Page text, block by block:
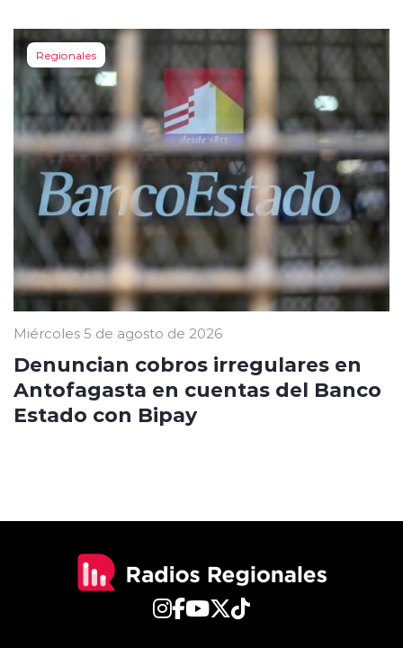
Regionales
Miércoles 5 de agosto de 2026
Denuncian cobros irregulares en
Antofagasta en cuentas del Banco
Estado con Bipay